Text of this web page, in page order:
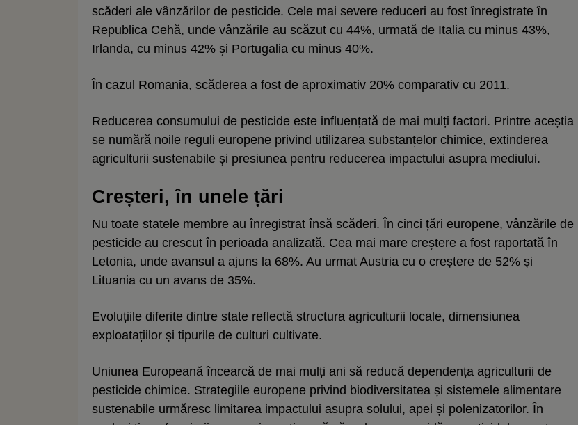
scăderi ale vânzărilor de pesticide. Cele mai severe reduceri au fost înregistrate în
Republica Cehă, unde vânzările au scăzut cu 44%, urmată de Italia cu minus 43%,
Irlanda, cu minus 42% și Portugalia cu minus 40%.
În cazul Romania, scăderea a fost de aproximativ 20% comparativ cu 2011.
Reducerea consumului de pesticide este influențată de mai mulți factori. Printre aceștia
se numără noile reguli europene privind utilizarea substanțelor chimice, extinderea
agriculturii sustenabile și presiunea pentru reducerea impactului asupra mediului.
Creșteri, în unele țări
Nu toate statele membre au înregistrat însă scăderi. În cinci țări europene, vânzările de
pesticide au crescut în perioada analizată. Cea mai mare creștere a fost raportată în
Letonia, unde avansul a ajuns la 68%. Au urmat Austria cu o creștere de 52% și
Lituania cu un avans de 35%.
Evoluțiile diferite dintre state reflectă structura agriculturii locale, dimensiunea
exploatațiilor și tipurile de culturi cultivate.
Uniunea Europeană încearcă de mai mulți ani să reducă dependența agriculturii de
pesticide chimice. Strategiile europene privind biodiversitatea și sistemele alimentare
sustenabile urmăresc limitarea impactului asupra solului, apei și polenizatorilor. În